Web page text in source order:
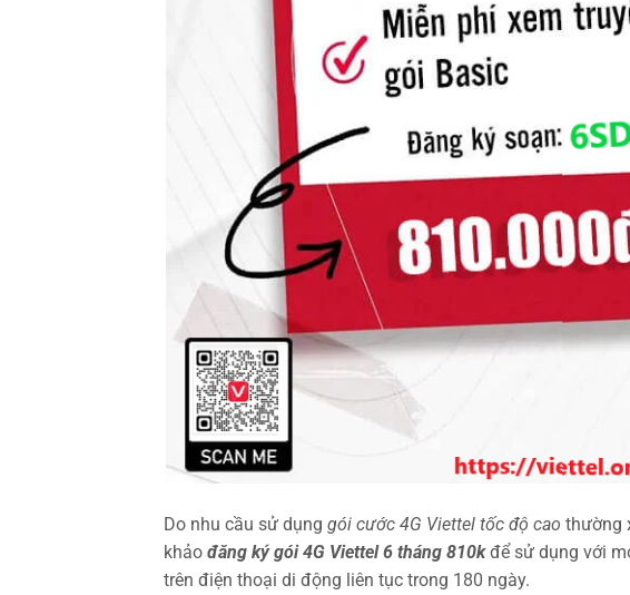
Do nhu cầu sử dụng gói cước 4G Viettel tốc độ cao thường
khảo đăng ký gói 4G Viettel 6 tháng 810kđể sử dụng với
trên điện thoại di động liên tục trong 180 ngày.